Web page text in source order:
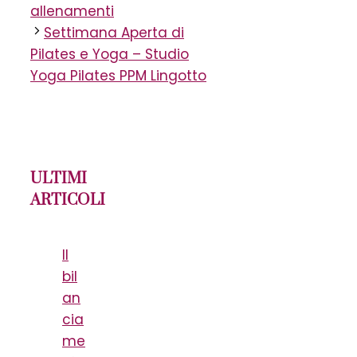
allenamenti
Settimana Aperta di
Pilates e Yoga – Studio
Yoga Pilates PPM Lingotto
ULTIMI
ARTICOLI
Il
bil
an
cia
me